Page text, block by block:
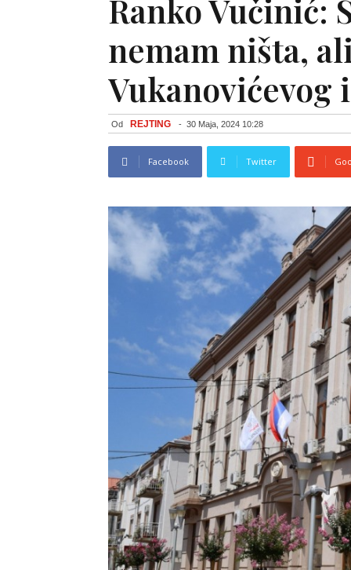
Ranko Vučinić:
nemam ništa,
Vukanovićevog
Od REJTING - 30 Maja, 2024 10:28
Facebook Twitter